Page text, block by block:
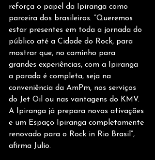
reforça o papel da Ipiranga como
parceira dos brasileiros. “Queremos
estar presentes em toda a jornada do
público até a Cidade do Rock, para
mostrar que, no caminho para
grandes experiências, com a Ipiranga
a parada é completa, seja na
conveniência da AmPm, nos serviços
do Jet Oil ou nas vantagens do KMV.
A Ipiranga já prepara novas ativações
e um Espaço Ipiranga completamente
renovado para o Rock in Rio Brasil”,
afirma Julio.